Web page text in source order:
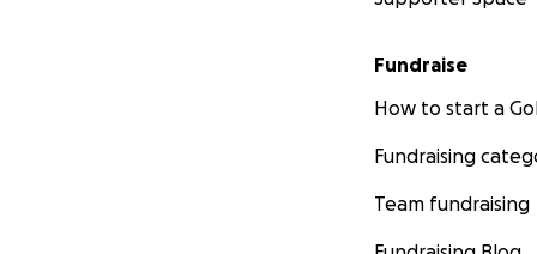
Fundraise
How to start a
Fundraising
Team fundraising